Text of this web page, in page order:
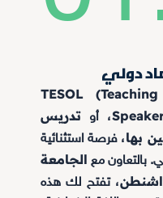
دولي
TESOL
، أو تدريس
بها، فرصة استثنائية
بالتعاون مع الجامعة
، تفتح لك هذه